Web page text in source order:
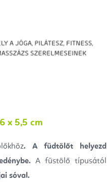
x 5,5 cm
. A füdtölőt helyezd
A füstölő típusától
sóval.